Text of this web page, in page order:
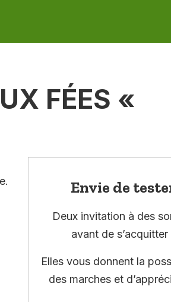
FÉES «
Envie de
Deux invitation à des
avant de s’acquitter
Elles vous donnent la
des marches et